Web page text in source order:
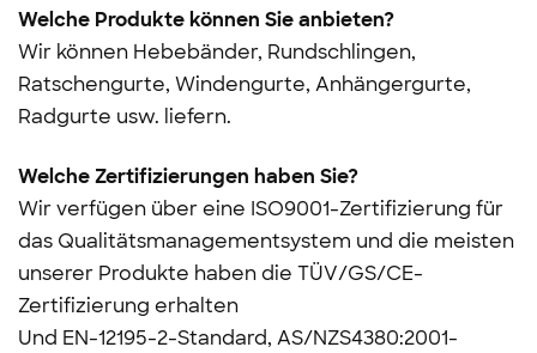
Welche Produkte können Sie anbieten?
Wir können Hebebänder, Rundschlingen,
Ratschengurte, Windengurte, Anhängergurte,
Radgurte usw. liefern.
Welche Zertifizierungen haben Sie?
Wir verfügen über eine ISO9001-Zertifizierung für
das Qualitätsmanagementsystem und die meisten
unserer Produkte haben die TÜV/GS/CE-
Zertifizierung erhalten
Und EN-12195-2-Standard, AS/NZS4380:2001-